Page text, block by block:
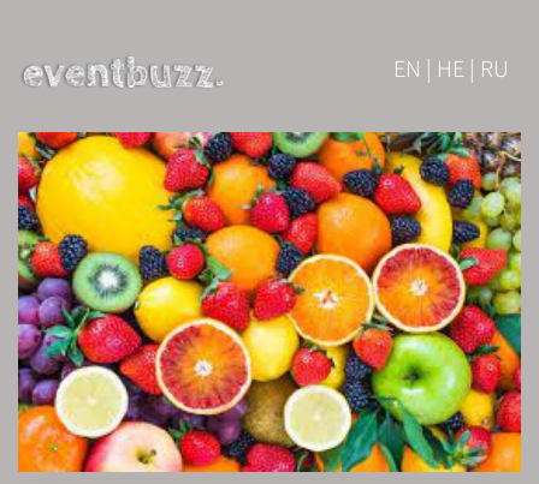
EN | HE | RU